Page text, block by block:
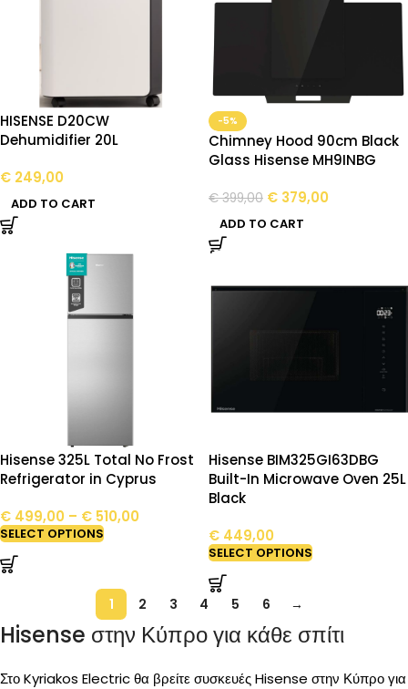
HISENSE D20CW
Dehumidifier 20L
€ 249,00
ADD TO CART
-5%
Chimney Hood 90cm Black
Glass Hisense MH9INBG
€399,00 € 379,00
ADD TO CART
Hisense 325L Total No Frost
Refrigerator in Cyprus
€ 499,00 – € 510,00
SELECT OPTIONS
Hisense BIM325GI63DBG
Built-In Microwave Oven 25L
Black
€ 449,00
SELECT OPTIONS
1 2 3 4 5 6 →
Hisense στην Κύπρο για κάθε σπίτι
Στο Kyriakos Electric θα βρείτε συσκευές Hisense στην Κύπρο για